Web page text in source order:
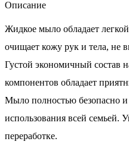
Описание
Жидкое мыло обладает
очищает кожу рук и тела, не
Густой экономичный состав
компонентов обладает
Мыло полностью безопасно
использования всей семьей.
переработке.